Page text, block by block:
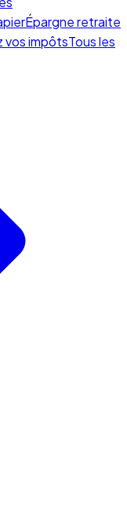
Épargne retraite
vos impôtsTous les